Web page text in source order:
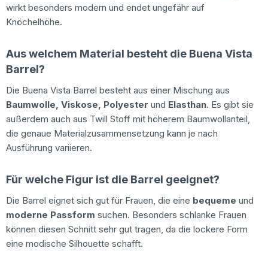
wirkt besonders modern und endet ungefähr auf
Knöchelhöhe.
Aus welchem Material besteht die Buena Vista
Barrel?
Die Buena Vista Barrel besteht aus einer Mischung aus
Baumwolle, Viskose, Polyester und Elasthan. Es gibt sie
außerdem auch aus Twill Stoff mit höherem Baumwollanteil,
die genaue Materialzusammensetzung kann je nach
Ausführung variieren.
Für welche Figur ist die Barrel geeignet?
Die Barrel eignet sich gut für Frauen, die eine bequeme und
moderne Passform suchen. Besonders schlanke Frauen
können diesen Schnitt sehr gut tragen, da die lockere Form
eine modische Silhouette schafft.